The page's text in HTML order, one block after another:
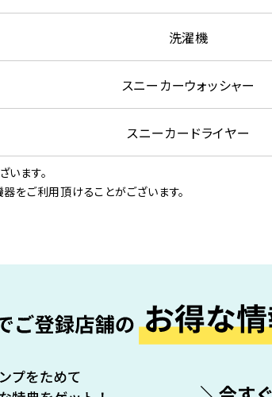
洗濯機
スニーカーウォッシャー
スニーカードライヤー
ます。
をご利用頂けることがございます。